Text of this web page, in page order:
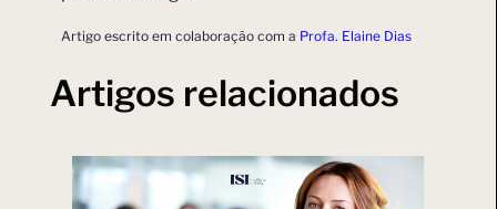
Artigo escrito em colaboração com a Profa. Elaine Dias
Artigos relacionados